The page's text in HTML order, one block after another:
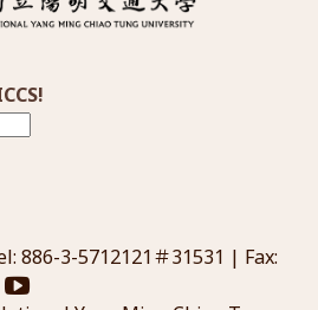
886-3-5712121＃31531 | Fax: